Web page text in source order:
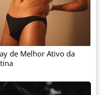
de Melhor Ativo da